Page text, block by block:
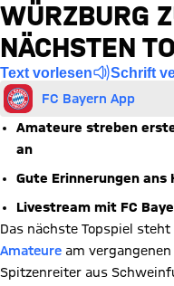
WÜRZBURG
NÄCHSTEN
Text vorlesen Schrift
FC Bayern App
Amateure streben
an
Gute Erinnerungen ans
Livestream mit FC
Das nächste Topspiel
Amateure am
Spitzenreiter aus